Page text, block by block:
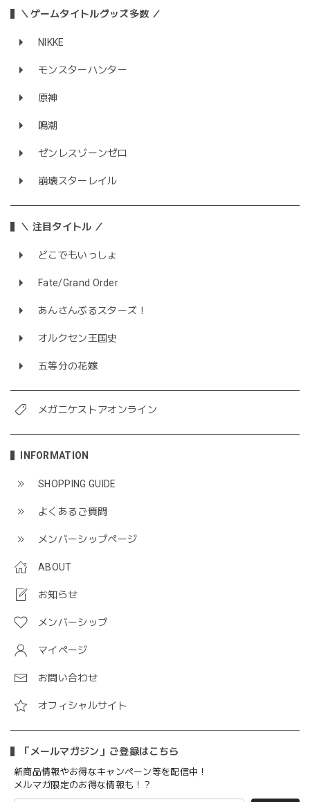
＼ゲームタイトルグッズ多数 ／
NIKKE
モンスターハンター
原神
鳴潮
ゼンレスゾーンゼロ
崩壊スターレイル
＼ 注目タイトル ／
どこでもいっしょ
Fate/Grand Order
あんさんぶるスターズ！
オルクセン王国史
五等分の花嫁
メガニケストアオンライン
INFORMATION
SHOPPING GUIDE
よくあるご質問
メンバーシップページ
ABOUT
お知らせ
メンバーシップ
マイページ
お問い合わせ
オフィシャルサイト
「メールマガジン」ご登録はこちら
新商品情報やお得なキャンペーン等を配信中！
メルマガ限定のお得な情報も！？